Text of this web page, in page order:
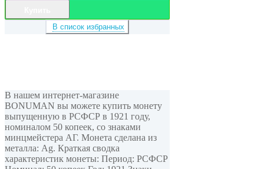
В список избранных
В нашем интернет-магазине
BONUMAN вы можете купить монету
выпущенную в РСФСР в 1921 году,
номиналом 50 копеек, cо знаками
минцмейстера АГ. Монета сделана из
металла: Ag. Краткая сводка
характеристик монеты: Период: РСФСР